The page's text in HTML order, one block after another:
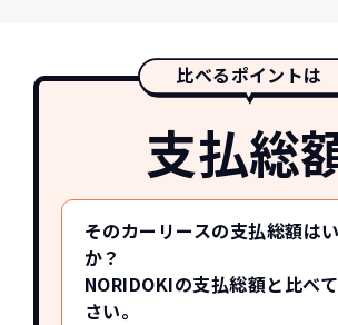
比べるポイントは
支払総
そのカーリースの支払総額は
か？
NORIDOKIの支払総額と比べ
さい。